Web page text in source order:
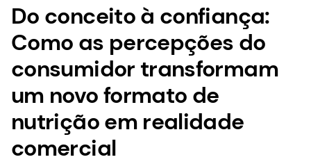
Do conceito à confiança:
Como as percepções do
consumidor transformam
um novo formato de
nutrição em realidade
comercial